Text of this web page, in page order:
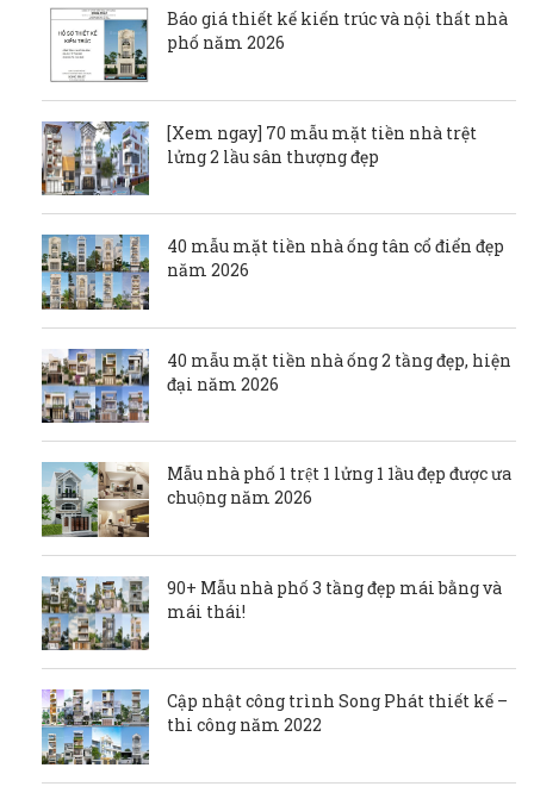
Báo giá thiết kế kiến trúc và nội thất nhà
phố năm 2026
[Xem ngay] 70 mẫu mặt tiền nhà trệt
lửng 2 lầu sân thượng đẹp
40 mẫu mặt tiền nhà ống tân cổ điển đẹp
năm 2026
40 mẫu mặt tiền nhà ống 2 tầng đẹp, hiện
đại năm 2026
Mẫu nhà phố 1 trệt 1 lửng 1 1ầu đẹp được ưa
chuộng năm 2026
90+ Mẫu nhà phố 3 tầng đẹp mái bằng và
mái thái!
Cập nhật công trình Song Phát thiết kế –
thi công năm 2022